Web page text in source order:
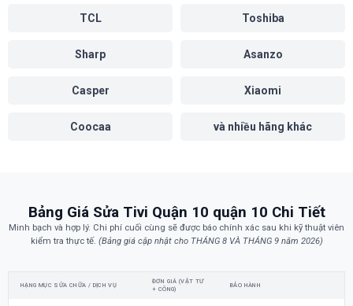
TCL Toshiba
Sharp Asanzo
Casper Xiaomi
Coocaa và nhiều hãng khác
Bảng Giá Sửa Tivi Quận 10 quận 10 Chi Tiết
Minh bạch và hợp lý. Chi phí cuối cùng sẽ được báo chính xác sau khi kỹ thuật viên
kiểm tra thực tế. (Bảng giá cập nhật cho THÁNG 8 VÀ THÁNG 9 năm 2026)
HẠNG MỤC SỬA CHỮA / DỊCH VỤ
ĐƠN GIÁ (VẬT TƯ
+ CÔNG)
BẢO HÀNH